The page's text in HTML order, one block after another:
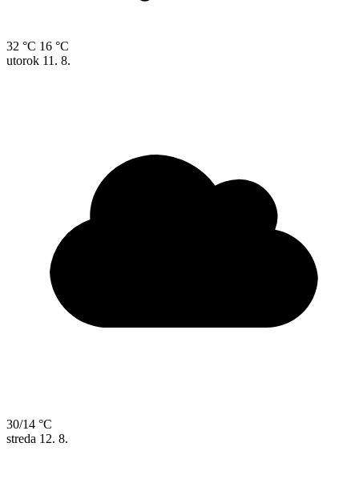
32 °C 16 °C
utorok 11. 8.
30/14 °C
streda 12. 8.